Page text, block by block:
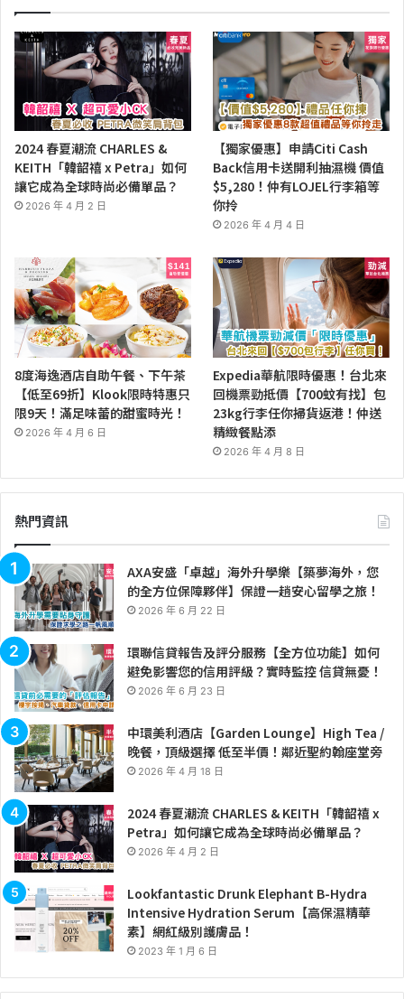
2024 春夏潮流 CHARLES &
KEITH「韓韶禧 x Petra」如何
讓它成為全球時尚必備單品？
2026 年 4 月 2 日
【獨家優惠】申請Citi Cash
Back信用卡送開利抽濕機 價值
$5,280！仲有LOJEL行李箱等
你拎
2026 年 4 月 4 日
8度海逸酒店自助午餐、下午茶
【低至69折】Klook限時特惠只
限9天！滿足味蕾的甜蜜時光！
2026 年 4 月 6 日
Expedia華航限時優惠！台北來
回機票勁抵價【700蚊有找】包
23kg行李任你掃貨返港！仲送
精緻餐點添
2026 年 4 月 8 日
熱門資訊
AXA安盛「卓越」海外升學樂【築夢海外，您
的全方位保障夥伴】保證一趟安心留學之旅！
2026 年 6 月 22 日
環聯信貸報告及評分服務【全方位功能】如何
避免影響您的信用評級？實時監控 信貸無憂！
2026 年 6 月 23 日
中環美利酒店【Garden Lounge】High Tea /
晚餐，頂級選擇 低至半價！鄰近聖約翰座堂旁
2026 年 4 月 18 日
2024 春夏潮流 CHARLES & KEITH「韓韶禧 x
Petra」如何讓它成為全球時尚必備單品？
2026 年 4 月 2 日
Lookfantastic Drunk Elephant B-Hydra
Intensive Hydration Serum【高保濕精華
素】網紅級別護膚品！
2023 年 1 月 6 日